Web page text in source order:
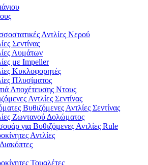
Αντλίες Νερού
Σεντίνας
Λυμάτων
με Impeller
Κυκλοφορητές
Πλυσίματος
Αποχέτευσης Ντους
Αντλίες Σεντίνας
Βυθιζόμενες Αντλίες Σεντίνας
Ζωντανού Δολώματος
για Βυθιζόμενες Αντλίες Rule
Αντλίες
Τουαλέτες